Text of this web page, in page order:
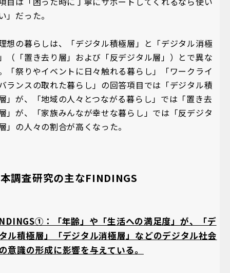
」だった。
想の暮らしは、「デジタル積極層」と「デジタル消極
（「置き去り層」および「反デジタル層」）とで異な
「祭りやイベントに日々触れる暮らし」「ワークライ
ランスの取れた暮らし」の回答項目では「デジタル積
」が、「地域の人々とつながる暮らし」では「置き去
」が、「家族みんなが幸せな暮らし」では「反デジタ
」の人々の割合が高くなった。
調査研究の主なFINDINGS
：「年齢」や「生活への満足度」が、「デ
ル積極層」「デジタル消極層」などのデジタル社会
意識の形成に影響を与えている。